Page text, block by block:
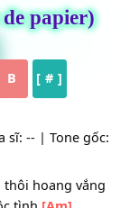
de
B [ # ]
| Ca sĩ: -- | Tone